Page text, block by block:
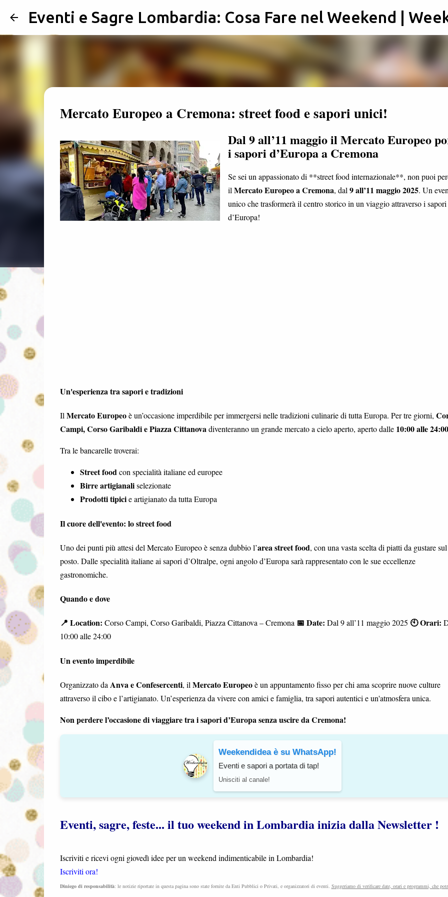
Passa ai contenuti principali
Eventi e Sagre Lombardia: Cosa Fare nel Weekend |
Mercato Europeo a Cremona: street food e sapori unici!
Dal 9 all’11 maggio il Mercato Europeo
i sapori d’Europa a Cremona
Se sei un appassionato di **street food internazionale**, non puoi
il Mercato Europeo a Cremona, dal 9 all’11 maggio 2025. Un
unico che trasformerà il centro storico in un viaggio attraverso i sapori
d’Europa!
Un'esperienza tra sapori e tradizioni
IlMercato Europeoè un’occasione imperdibile per immergersi nelle tradizioni culinarie di tutta Europa. Per tre giorni,
Campi, Corso Garibaldi e Piazza Cittanovadiventeranno un grande mercato a cielo aperto, aperto dalle 10:00 alle 24:00
Tra le bancarelle troverai:
Street foodcon specialità italiane ed europee
Birre artigianaliselezionate
Prodotti tipicie artigianato da tutta Europa
Il cuore dell'evento: lo street food
Uno dei punti più attesi del Mercato Europeo è senza dubbio l’area street food, con una vasta scelta di piatti da gustare sul
posto. Dalle specialità italiane ai sapori d’Oltralpe, ogni angolo d’Europa sarà rappresentato con le sue eccellenze
gastronomiche.
Quando e dove
📍 Location: Corso Campi, Corso Garibaldi, Piazza Cittanova – Cremona 📅 Date: Dal 9 all’11 maggio 2025 🕙 Orari:
10:00 alle 24:00
Un evento imperdibile
Organizzato da Anva e Confesercenti, il Mercato Europeoè un appuntamento fisso per chi ama scoprire nuove culture
attraverso il cibo e l’artigianato. Un’esperienza da vivere con amici e famiglia, tra sapori autentici e un'atmosfera unica.
Non perdere l’occasione di viaggiare tra i sapori d’Europa senza uscire da Cremona!
Weekendidea è su WhatsApp!
Eventi e sapori a portata di tap!
Unisciti al canale!
Eventi, sagre, feste... il tuo weekend in Lombardia inizia dalla Newsletter !
Iscriviti e ricevi ogni giovedì idee per un weekend indimenticabile in Lombardia!
Iscriviti ora!
Diniego di responsabilità: le notizie riportate in questa pagina sono state fornite da Enti Pubblici o Privati, e organizzatori di eventi. Suggeriamo di verificare date, orari e programmi, che